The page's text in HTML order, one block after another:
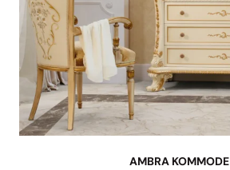
AMBRA KOMMODE